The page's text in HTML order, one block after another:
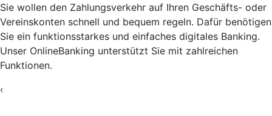
Sie wollen den Zahlungsverkehr auf Ihren Geschäfts- oder
Vereinskonten schnell und bequem regeln. Dafür benötigen
Sie ein funktionsstarkes und einfaches digitales Banking.
Unser OnlineBanking unterstützt Sie mit zahlreichen
Funktionen.
‹